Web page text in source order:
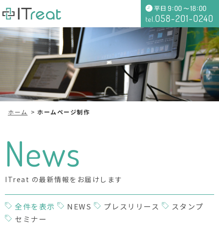
ホーム ホームページ制作
News
ITreat の最新情報をお届けします
全件を表示 NEWS プレスリリース
スタンプ
セミナー